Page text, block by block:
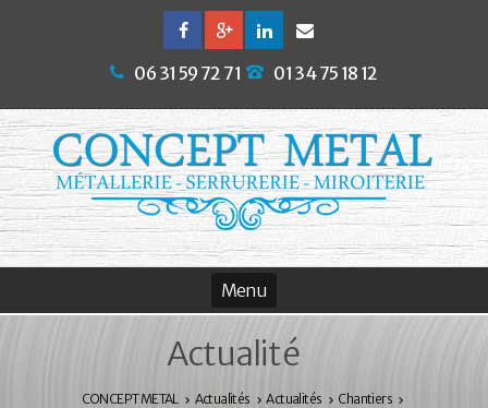
06 31 59 72 71 01 34 75 18 12
Actualité
CONCEPT METAL Actualités Actualités
Chantiers